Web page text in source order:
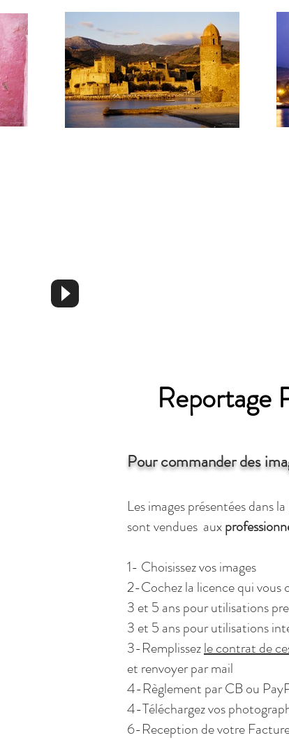
Reportage
Pour commander des
Les images présentées dans la
sont vendues aux
1- Choisissez vos images
2-Cochez la licence qui vous
3 et 5 ans pour utilisations
3 et 5 ans pour utilisations
3-Remplissezlecontrat de
et renvoyer par mail
4-Règlement par CB ou
4-Téléchargez vos
6-Reception de votre